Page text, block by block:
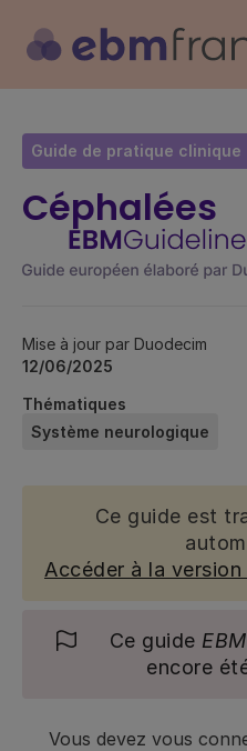
contenu
principal
Guide de pratique clinique
Céphalées
Mise à jour par Duodecim
12/06/2025
Thématiques
Système neurologique
Ce guide est
Accéder à la
Ce guide
encore
Vous devez vous